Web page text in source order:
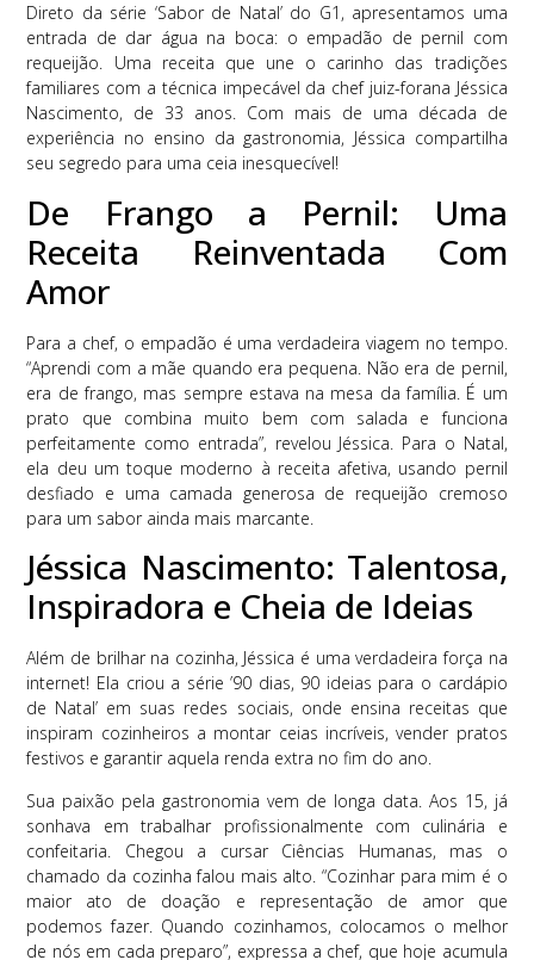
Direto da série ‘Sabor de Natal’ do G1, apresentamos uma
entrada de dar água na boca: o empadão de pernil com
requeijão. Uma receita que une o carinho das tradições
familiares com a técnica impecável da chef juiz-forana Jéssica
Nascimento, de 33 anos. Com mais de uma década de
experiência no ensino da gastronomia, Jéssica compartilha
seu segredo para uma ceia inesquecível!
De Frango a Pernil: Uma
Receita Reinventada Com
Amor
Para a chef, o empadão é uma verdadeira viagem no tempo.
“Aprendi com a mãe quando era pequena. Não era de pernil,
era de frango, mas sempre estava na mesa da família. É um
prato que combina muito bem com salada e funciona
perfeitamente como entrada”, revelou Jéssica. Para o Natal,
ela deu um toque moderno à receita afetiva, usando pernil
desfiado e uma camada generosa de requeijão cremoso
para um sabor ainda mais marcante.
Jéssica Nascimento: Talentosa,
Inspiradora e Cheia de Ideias
Além de brilhar na cozinha, Jéssica é uma verdadeira força na
internet! Ela criou a série ’90 dias, 90 ideias para o cardápio
de Natal’ em suas redes sociais, onde ensina receitas que
inspiram cozinheiros a montar ceias incríveis, vender pratos
festivos e garantir aquela renda extra no fim do ano.
Sua paixão pela gastronomia vem de longa data. Aos 15, já
sonhava em trabalhar profissionalmente com culinária e
confeitaria. Chegou a cursar Ciências Humanas, mas o
chamado da cozinha falou mais alto. “Cozinhar para mim é o
maior ato de doação e representação de amor que
podemos fazer. Quando cozinhamos, colocamos o melhor
de nós em cada preparo”, expressa a chef, que hoje acumula